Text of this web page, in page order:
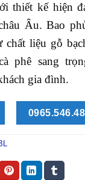
thiết kế hiện
Âu. Bao
chất liệu gỗ
phê sang
gia đình.